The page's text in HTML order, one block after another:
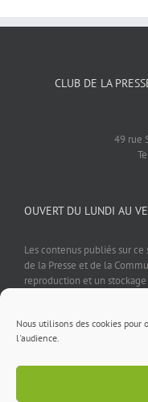
Nous utilisons des cookies
l'audience.
CLUB DE LA
49 rue
OUVERT DU LUNDI AU
Les contenus publiés sur
de la Presse et de la
reproduction et un stockage